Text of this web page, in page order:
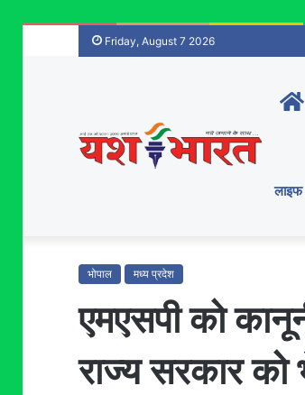
Friday, August 7 2026
लाइफ
भोपाल मध्य प्रदेश
एमएसपी को
राज्य सरकार को